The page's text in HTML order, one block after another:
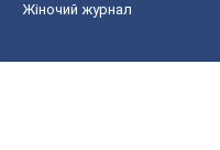
Жіночий журнал